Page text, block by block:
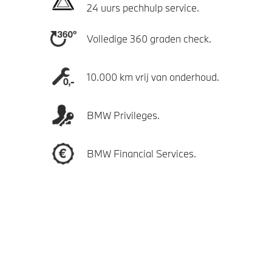
24 uurs pechhulp service.
Volledige 360 graden check.
10.000 km vrij van onderhoud.
BMW Privileges.
BMW Financial Services.